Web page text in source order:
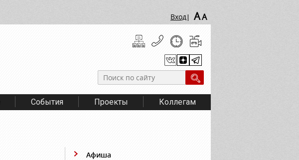
Вход| AA
События Проекты Коллегам
Афиша